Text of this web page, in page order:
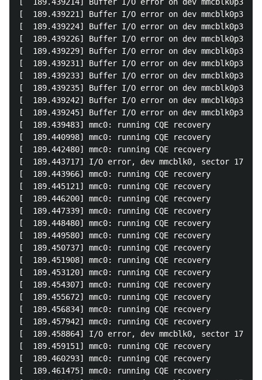
[  189.439221] Buffer I/O error on dev mmcblk0p3,
[  189.439224] Buffer I/O error on dev mmcblk0p3,
[  189.439226] Buffer I/O error on dev mmcblk0p3,
[  189.439229] Buffer I/O error on dev mmcblk0p3,
[  189.439231] Buffer I/O error on dev mmcblk0p3,
[  189.439233] Buffer I/O error on dev mmcblk0p3,
[  189.439235] Buffer I/O error on dev mmcblk0p3,
[  189.439242] Buffer I/O error on dev mmcblk0p3,
[  189.439245] Buffer I/O error on dev mmcblk0p3,
[  189.439483] mmc0: running CQE recovery
[  189.440998] mmc0: running CQE recovery
[  189.442480] mmc0: running CQE recovery
[  189.443717] I/O error, dev mmcblk0, sector
[  189.443966] mmc0: running CQE recovery
[  189.445121] mmc0: running CQE recovery
[  189.446200] mmc0: running CQE recovery
[  189.447339] mmc0: running CQE recovery
[  189.448480] mmc0: running CQE recovery
[  189.449580] mmc0: running CQE recovery
[  189.450737] mmc0: running CQE recovery
[  189.451908] mmc0: running CQE recovery
[  189.453120] mmc0: running CQE recovery
[  189.454307] mmc0: running CQE recovery
[  189.455672] mmc0: running CQE recovery
[  189.456834] mmc0: running CQE recovery
[  189.457942] mmc0: running CQE recovery
[  189.458864] I/O error, dev mmcblk0, sector
[  189.459151] mmc0: running CQE recovery
[  189.460293] mmc0: running CQE recovery
[  189.461475] mmc0: running CQE recovery